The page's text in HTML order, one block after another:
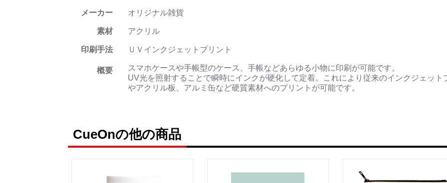
メーカー オリジナル雑貨
素材 アクリル
印刷手法 ＵＶインクジェットプリント
概要
スマホケースや手帳型のケース、手帳などあらゆる小物に印刷が可能です。
UV光を照射することで瞬時にインクが硬化して定着。これにより従来のインクジェッ
やアクリル板、アルミ缶など硬質素材へのプリントが可能です。
CueOnの他の商品